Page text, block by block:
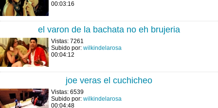
00:03:16
el varon de la bachata no eh brujeria
Vistas: 7261
Subido por: wilkindelarosa
00:04:12
joe veras el cuchicheo
Vistas: 6539
Subido por: wilkindelarosa
00:04:48